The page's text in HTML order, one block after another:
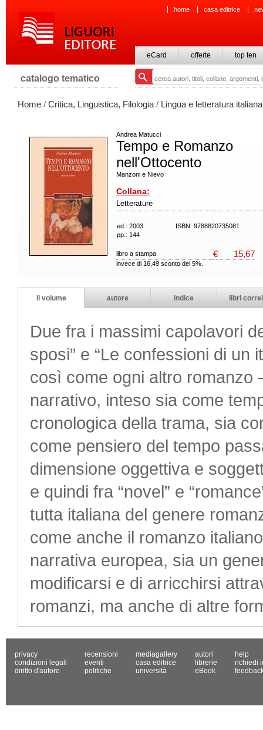
home casa editrice
eCard offerte top ten
catalogo tematico
Home / Critica, Linguistica, Filologia / Lingua e letteratura italiana
Andrea Matucci
Tempo e Romanzo
nell'Ottocento
Manzoni e Nievo
Collana:
Letterature
ed.: 2003
ISBN: 9788820735081
pp.: 144
libro a stampa € 15,67
invece di 16,49 sconto del 5%.
il volume autore indice libri
Due fra i massimi capolavori
sposi” e “Le confessioni di un
così come ogni altro romanzo
narrativo, inteso sia come
cronologica della trama, sia
come pensiero del tempo
dimensione oggettiva e
e quindi fra “novel” e
tutta italiana del genere
come anche il romanzo
narrativa europea, sia un
modificarsi e di arricchirsi
romanzi, ma anche di altre
privacy
condizioni legali
diritto d'autore
recensioni
eventi
politiche
mediagallery
casa editrice
università
autori
librerie
eBook
help
richiedi